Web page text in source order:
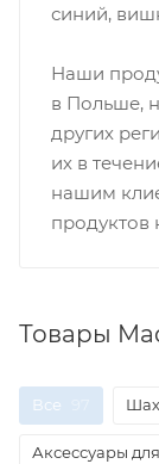
синий,
Наши
в Польше,
других
их в
нашим
Товары
Все
Аксессуары